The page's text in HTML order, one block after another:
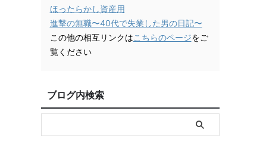
ほったらかし資産用
進撃の無職〜40代で失業した男の日記〜
この他の相互リンクはこちらのページをご
覧ください
ブログ内検索